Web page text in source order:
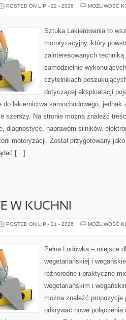
POSTED ON LIP - 22 - 2026
MOŻLIWOŚĆ
Sztuka Lakierowania to
motoryzacyjny, który
zainteresowanych
samodzielnie
czytelnikach
dotyczącej eksploatacji
do lakiernictwa samochodowego, jednak
szerszy. Na stronie można znaleźć
diagnostyce, naprawom silników,
motoryzacji. Został przygotowany
[…]
W KUCHNI
POSTED ON LIP - 21 - 2026
MOŻLIWOŚĆ
Pełna Lodówka – miejsce
wegetariańskiej i
różnorodne i praktyczne
wegetariańskim i
można znaleźć propozycje
odkrywać nowe